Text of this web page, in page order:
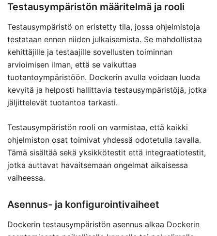
Testausympäristön määritelmä ja rooli
Testausympäristö on eristetty tila, jossa ohjelmistoja
testataan ennen niiden julkaisemista. Se mahdollistaa
kehittäjille ja testaajille sovellusten toiminnan
arvioimisen ilman, että se vaikuttaa
tuotantoympäristöön. Dockerin avulla voidaan luoda
kevyitä ja helposti hallittavia testausympäristöjä, jotka
jäljittelevät tuotantoa tarkasti.
Testausympäristön rooli on varmistaa, että kaikki
ohjelmiston osat toimivat yhdessä odotetulla tavalla.
Tämä sisältää sekä yksikkötestit että integraatiotestit,
jotka auttavat havaitsemaan ongelmat aikaisessa
vaiheessa.
Asennus- ja konfigurointivaiheet
Dockerin testausympäristön asennus alkaa Dockerin